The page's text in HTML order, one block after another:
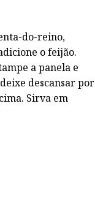
do-reino,
o feijão.
a panela e
descansar por
Sirva em